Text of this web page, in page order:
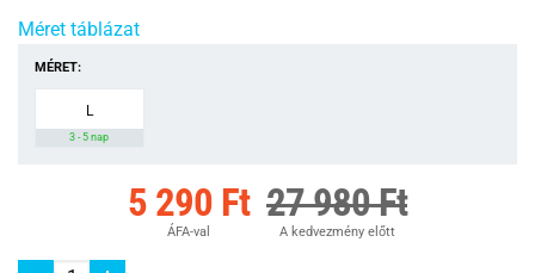
Méret táblázat
MÉRET:
L
3 - 5 nap
5 290 Ft
ÁFA-val
27 980 Ft
A kedvezmény előtt